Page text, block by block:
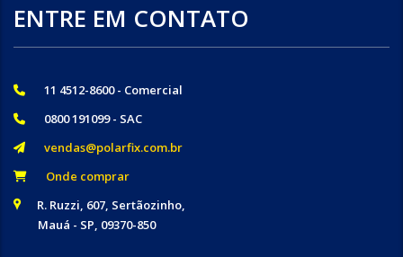
ENTRE EM CONTATO
11 4512-8600 - Comercial
0800 191099 - SAC
vendas@polarfix.com.br
Onde comprar
R. Ruzzi, 607, Sertãozinho,
Mauá - SP, 09370-850